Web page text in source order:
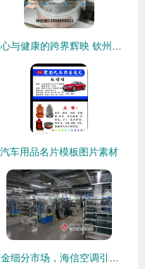
汽车用品名片模板图片素材